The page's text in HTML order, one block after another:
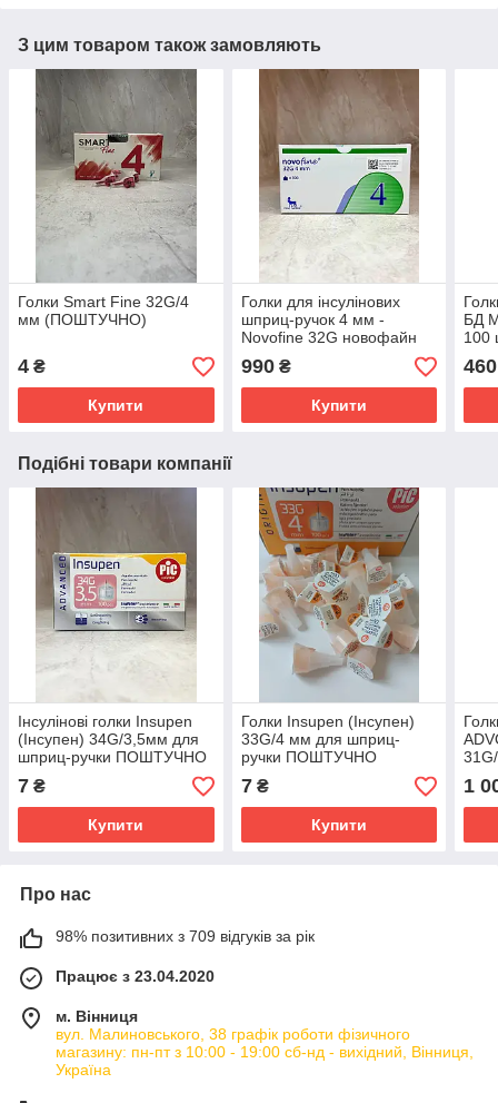
З цим товаром також замовляють
Голки Smart Fine 32G/4
мм (ПОШТУЧНО)
4 ₴
Купити
Голки для інсулінових
шприц-ручок 4 мм -
Novofine 32G новофайн
100 шт
990₴
Купити
БД
100
460
Подібні товари компанії
Інсулінові голки Insupen
(Інсупен) 34G/3,5мм для
шприц-ручки ПОШТУЧНО
7 ₴
Купити
Голки Insupen (Інсупен)
33G/4 мм для шприц-
ручки ПОШТУЧНО
7₴
Купити
1
Про нас
98% позитивних з 709 відгуків за рік
Працює з 23.04.2020
м. Вінниця
вул. Малиновського, 38 графік роботи фізичного
магазину: пн-пт з 10:00 - 19:00 сб-нд - вихідний, Вінниця,
Україна